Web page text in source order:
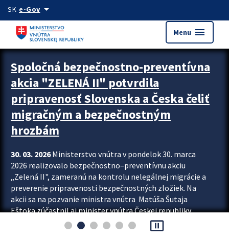
Preskocit na hlavný obsah
SK e-Govarrow_drop_down
Menu menu
Zastavit automatický posun upútavok
Spoločná bezpečnostno-preventívna
akcia "ZELENÁ II" potvrdila
pripravenosť Slovenska a Česka čeliť
migračným a bezpečnostným
hrozbám
30. 03. 2026Ministerstvo vnútra v pondelok 30. marca
2026 realizovalo bezpečnostno–preventívnu akciu
„Zelená II", zameranú na kontrolu nelegálnej migrácie a
preverenie pripravenosti bezpečnostných zložiek. Na
akcii sa na pozvanie ministra vnútra Matúša Šutaja
Eštoka zúčastnil aj minister vnútra Českej republiky
Lubomír Metnar, spolu s ďalšími zahraničnými partnermi.
Cieľom akcie bolo posilniť kontrolné mechanizmy,
pause_presentation